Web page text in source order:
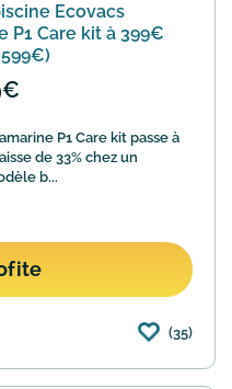
Ecovacs
P1 Care kit à 399€
P1 Care kit passe à
de 33% chez un
b...
(35)